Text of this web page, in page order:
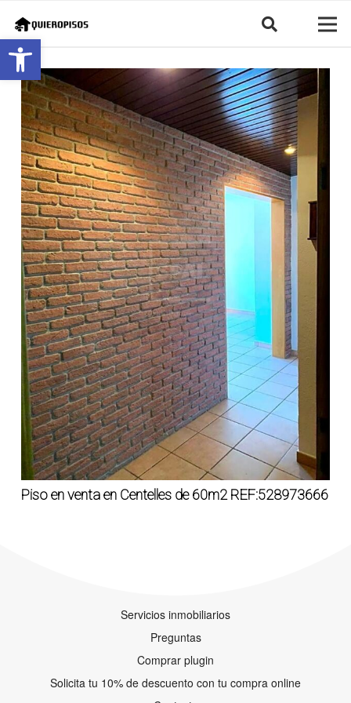
Abrir barra de herramientas
Piso en venta en Centelles de 60m2 REF:528973666
Servicios inmobiliarios
Preguntas
Comprar plugin
Solicita tu 10% de descuento con tu compra online